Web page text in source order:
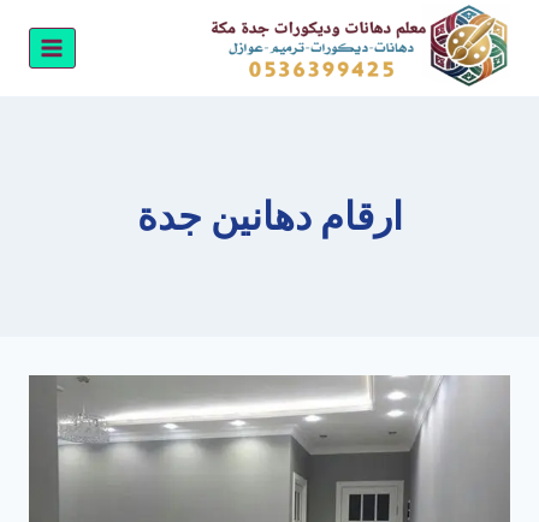
التجاوز
المحتوى
ارقام دهانين جدة